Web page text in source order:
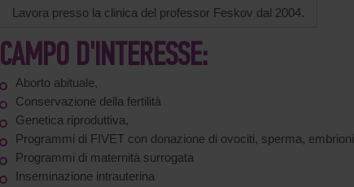
Lavora presso la clinica del professor Feskov dal 2004.
CAMPO D'INTERESSE:
Aborto abituale,
Conservazione della fertilità
Genetica riproduttiva,
Programmi di FIVET con donazione di ovociti, sperma, embrioni
Programmi di maternità surrogata
Inseminazione intrauterina